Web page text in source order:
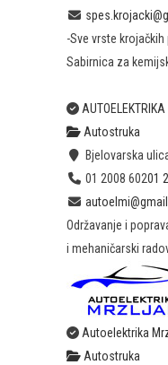
-Sve vrste
Sabirnica za
AUTOELEKTRIKA
Autostruka
Bjelovarska
01 2008 60201
Održavanje i
i mehaničarski
Autoelektrika
Autostruka